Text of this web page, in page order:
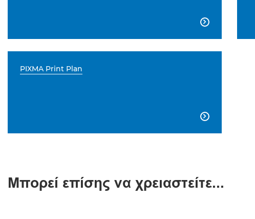

PIXMA Print Plan

Μπορεί επίσης να χρειαστείτε...